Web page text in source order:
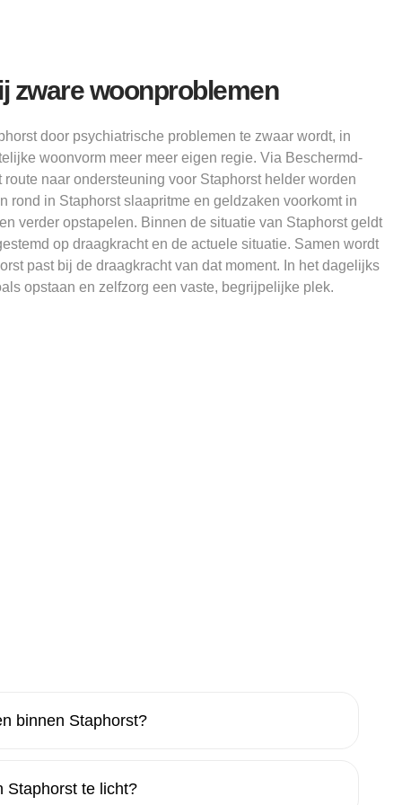
zware woonproblemen
door psychiatrische problemen te zwaar wordt, in
woonvorm meer meer eigen regie. Via Beschermd-
naar ondersteuning voor Staphorst helder worden
rond in Staphorst slaapritme en geldzaken voorkomt in
verder opstapelen. Binnen de situatie van Staphorst geldt
op draagkracht en de actuele situatie. Samen wordt
past bij de draagkracht van dat moment. In het dagelijks
opstaan en zelfzorg een vaste, begrijpelijke plek.
binnen Staphorst?
Staphorst te licht?